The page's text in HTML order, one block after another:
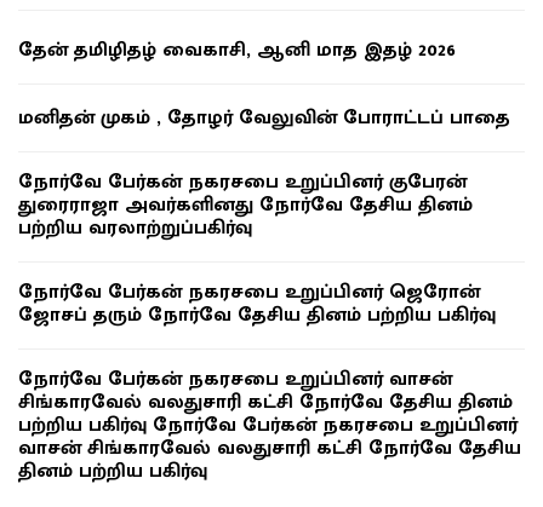
தேன் தமிழிதழ் வைகாசி, ஆனி மாத இதழ் 2026
மனிதன் முகம் , தோழர் வேலுவின் போராட்டப் பாதை
நோர்வே பேர்கன் நகரசபை உறுப்பினர் குபேரன்
துரைராஜா அவர்களினது நோர்வே தேசிய தினம்
பற்றிய வரலாற்றுப்பகிர்வு
நோர்வே பேர்கன் நகரசபை உறுப்பினர் ஜெரோன்
ஜோசப் தரும் நோர்வே தேசிய தினம் பற்றிய பகிர்வு
நோர்வே பேர்கன் நகரசபை உறுப்பினர் வாசன்
சிங்காரவேல் வலதுசாரி கட்சி நோர்வே தேசிய தினம்
பற்றிய பகிர்வு நோர்வே பேர்கன் நகரசபை உறுப்பினர்
வாசன் சிங்காரவேல் வலதுசாரி கட்சி நோர்வே தேசிய
தினம் பற்றிய பகிர்வு